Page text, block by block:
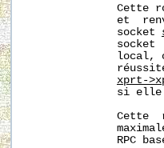
Cette
et
              socket
socket
local,
xprt-
si elle
Cette
RPC